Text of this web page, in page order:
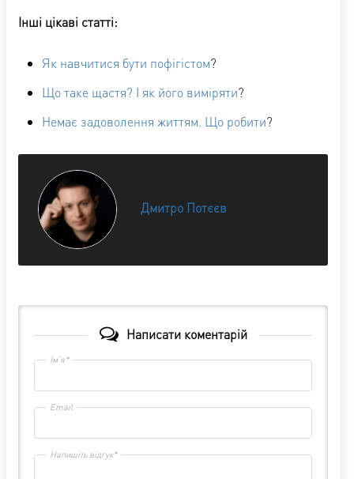
Інші цікаві статті:
Як навчитися бути пофігістом?
Що таке щастя? І як його виміряти?
Немає задоволення життям. Що робити?
Дмитро Потєєв
Написати коментарій
Ім'я*
Email
Напишіть відгук*